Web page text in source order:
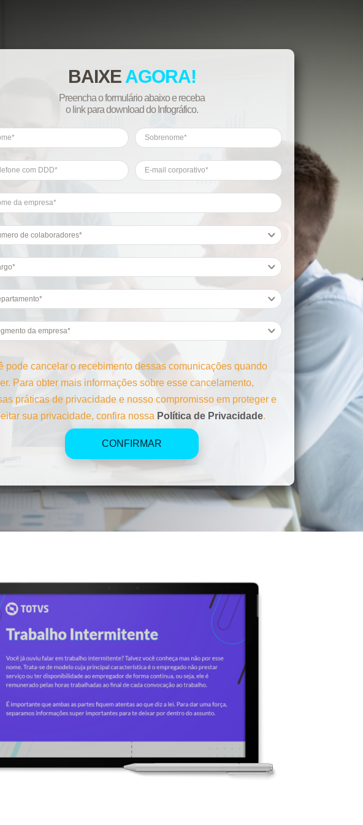
BAIXE AGORA!
Preencha o formulário abaixo e receba
o link para download do Infográfico.
pode cancelar o recebimento dessas comunicações quando
Para obter mais informações sobre esse cancelamento,
práticas de privacidade e nosso compromisso em proteger e
sua privacidade, confira nossa Política de Privacidade.